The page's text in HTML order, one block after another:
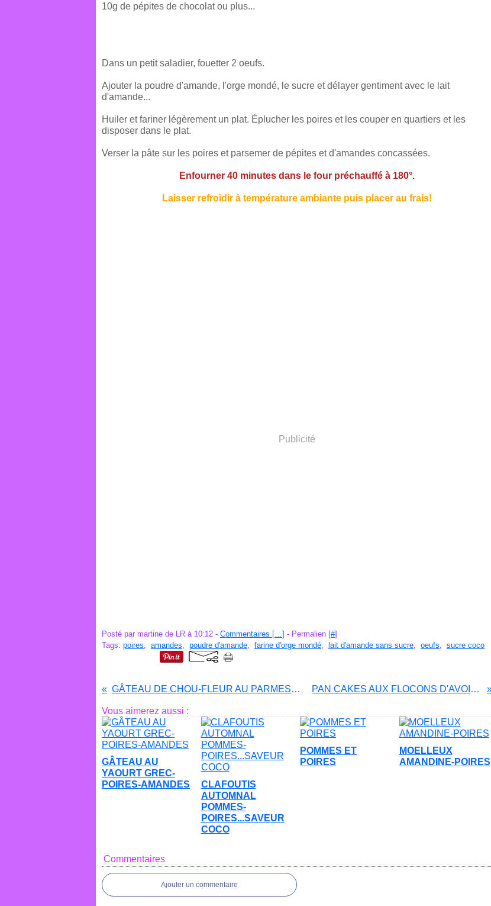
10g de pépites de chocolat ou plus...
Dans un petit saladier, fouetter 2 oeufs.
Ajouter la poudre d'amande, l'orge mondé, le sucre et délayer gentiment avec le lait
d'amande...
Huiler et fariner légèrement un plat. Éplucher les poires et les couper en quartiers et les
disposer dans le plat.
Verser la pâte sur les poires et parsemer de pépites et d'amandes concassées.
Enfourner 40 minutes dans le four préchauffé à 180°.
Laisser refroidir à température ambiante puis placer au frais!
Publicité
Posté par martine de LR à 10:12 - Commentaires […] - Permalien [#]
Tags: poires, amandes, poudre d'amande, farine d'orge mondé, lait d'amande sans sucre, oeufs, sucre coco
GÂTEAU DE CHOU-FLEUR AU PARMESAN PAN CAKES AUX FLOCONS D'AVOINE
Vous aimerez aussi :
GÂTEAU AU
YAOURT GREC-
POIRES-AMANDES
CLAFOUTIS
AUTOMNAL
POMMES-
POIRES...SAVEUR
COCO
POMMES ET
POIRES
MOELLEUX
AMANDINE-POIRES
Commentaires
Ajouter un commentaire